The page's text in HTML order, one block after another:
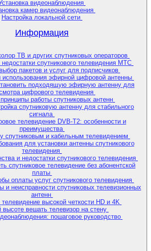
видеонаблюдения
камер видеонаблюдения
Настройка локальной сети
Информация
ТВ и других спутниковых операторов
спутникового телевидения МТС
пакетов и услуг для подписчиков
эфирной цифровой антенны
подходящую эфирную антенну для
цифрового телевидения
работы спутниковых антенн
спутниковую антенну для стабильного
сигнала
телевидение DVB-T2: особенности и
преимущества
спутниковым и кабельным телевидением
для установки антенны спутникового
телевидения
и недостатки спутникового телевидения
спутниковое телевидение без абонентской
платы
оплаты услуг спутникового телевидения
и неисправности спутниковых телевизионных
антенн
Спутниковое телевидение высокой четкости HD и 4K
высоте вешать телевизор на стену
пошаговое руководство